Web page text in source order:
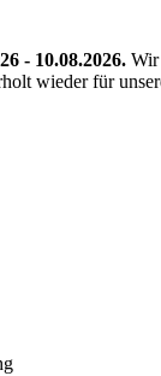
- 10.08.2026. Wir
wieder für